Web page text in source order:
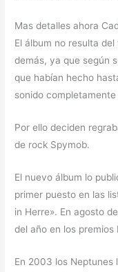
Mas detalles ahora
El álbum no resulta
demás, ya que según
que habían hecho
sonido completamente
Por ello deciden
de rock Spymob.
El nuevo álbum lo
primer puesto en las
in Herre». En agosto
del año en los premios
En 2003 los Neptunes